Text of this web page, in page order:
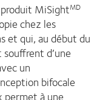
MiSightMD
chez les
et qui, au début du
d’une
un
bifocale
permet à une